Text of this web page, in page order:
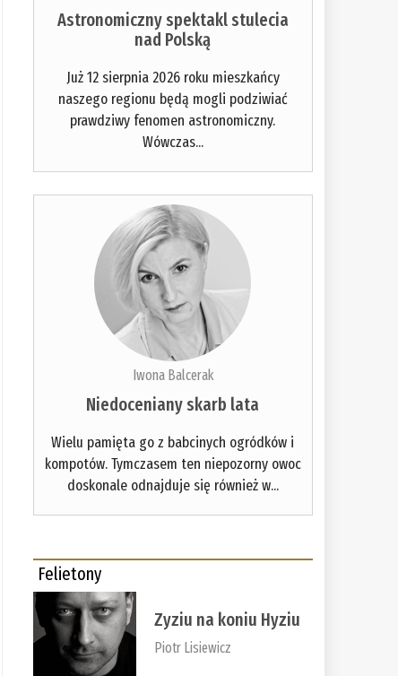
Astronomiczny spektakl stulecia
nad Polską
Już 12 sierpnia 2026 roku mieszkańcy
naszego regionu będą mogli podziwiać
prawdziwy fenomen astronomiczny.
Wówczas...
Iwona Balcerak
Niedoceniany skarb lata
Wielu pamięta go z babcinych ogródków i
kompotów. Tymczasem ten niepozorny owoc
doskonale odnajduje się również w...
Felietony
Zyziu na koniu Hyziu
Piotr Lisiewicz